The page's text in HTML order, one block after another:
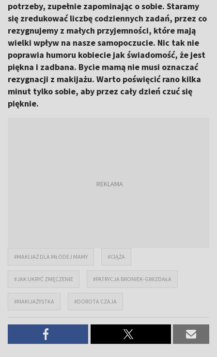
potrzeby, zupełnie zapominając o sobie. Staramy
się zredukować liczbę codziennych zadań, przez co
rezygnujemy z małych przyjemności, które mają
wielki wpływ na nasze samopoczucie. Nic tak nie
poprawia humoru kobiecie jak świadomość, że jest
piękna i zadbana. Bycie mamą nie musi oznaczać
rezygnacji z makijażu. Warto poświęcić rano kilka
minut tylko sobie, aby przez cały dzień czuć się
pięknie.
#MAKIJAŻ DLA MŁODEJ MAMY #CIĄŻA
#JAK UKRYĆ ZMĘCZENIE #PATRYCJA BRONIEK-GWIZDAŁA
#MAKIJAŻYSTKA #DOROTA CZAJA